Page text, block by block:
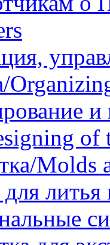
и
of
Molds
литья